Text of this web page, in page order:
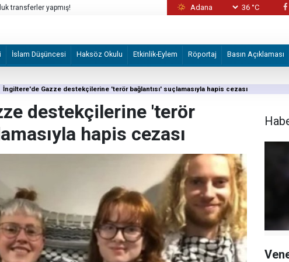
transferler yapmış! Gazze'nin ardından hangi adım gelecek?
36 °C
İslam Düşüncesi Haksöz Okulu Etkinlik-Eylem Röportaj Basın Açıklaması
İngiltere'de Gazze destekçilerine 'terör bağlantısı' suçlamasıyla hapis cezası
destekçilerine 'terör
hapis cezası